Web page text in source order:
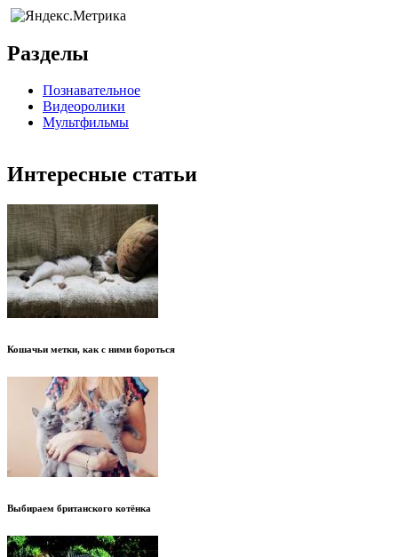
Разделы
Познавательное
Видеоролики
Мультфильмы
Интересные статьи
Кошачьи метки, как с ними бороться
Выбираем британского котёнка